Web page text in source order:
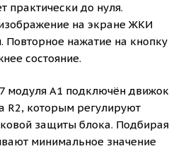
практически до нуля.
на экране ЖКИ
Повторное нажатие на кнопку
состояние.
модуля A1 подключён движок
R2, которым регулируют
защиты блока. Подбирая
минимальное значение